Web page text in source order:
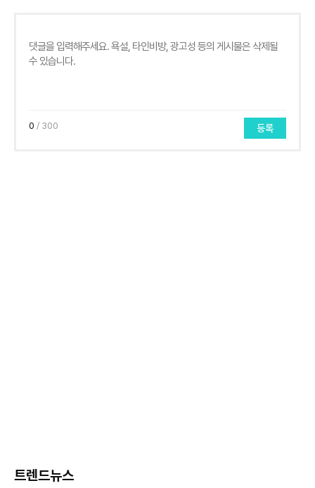
0 / 300 등록
트렌드뉴스